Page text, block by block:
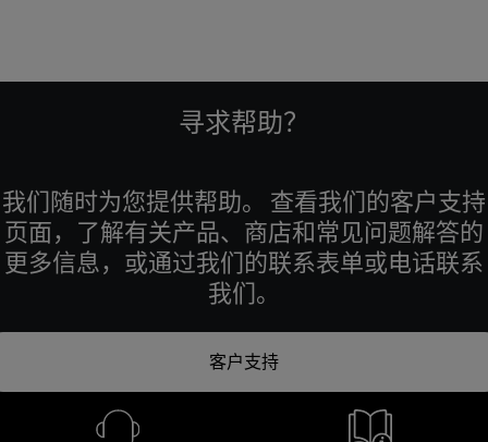
寻求帮助？
我们随时为您提供帮助。 查看我们的客户支持
页面，了解有关产品、商店和常见问题解答的
更多信息，或通过我们的联系表单或电话联系
我们。
客户支持